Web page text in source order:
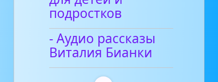
подростков
- Аудио рассказы
Виталия Бианки